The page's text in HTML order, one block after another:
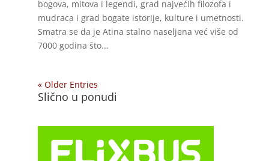
bogova, mitova i legendi, grad najvećih filozofa i
mudraca i grad bogate istorije, kulture i umetnosti.
Smatra se da je Atina stalno naseljena već više od
7000 godina što...
« Older Entries
Slično u ponudi